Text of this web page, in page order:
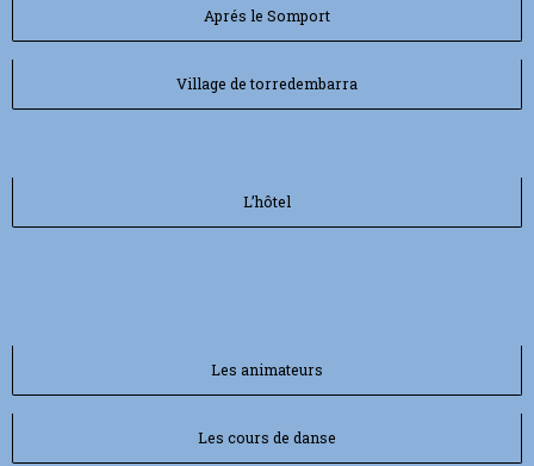
Aprés le Somport
Village de torredembarra
L’hôtel
Les animateurs
Les cours de danse